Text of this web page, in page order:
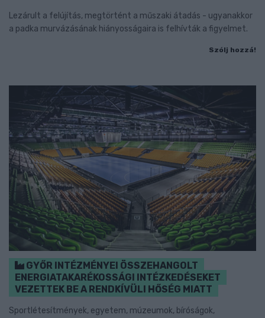
Lezárult a felújítás, megtörtént a műszaki átadás - ugyanakkor
a padka murvázásának hiányosságaira is felhívták a figyelmet.
Szólj hozzá!
GYŐR INTÉZMÉNYEI ÖSSZEHANGOLT
ENERGIATAKARÉKOSSÁGI INTÉZKEDÉSEKET
VEZETTEK BE A RENDKÍVÜLI HŐSÉG MIATT
Sportlétesítmények, egyetem, múzeumok, bíróságok,